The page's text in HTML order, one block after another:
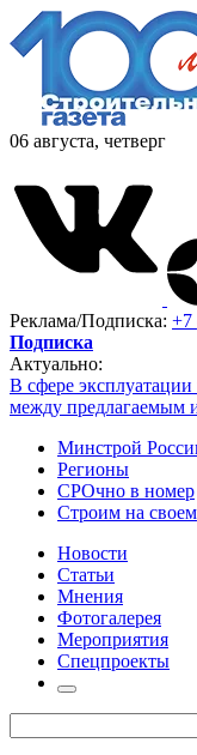
06 августа, четверг
Реклама/Подписка: +7
Подписка
Актуально:
В сфере
между предлагаемым
Минстрой
Регионы
СРОчно в номер
Строим на своем
Новости
Статьи
Мнения
Фотогалерея
Мероприятия
Спецпроекты